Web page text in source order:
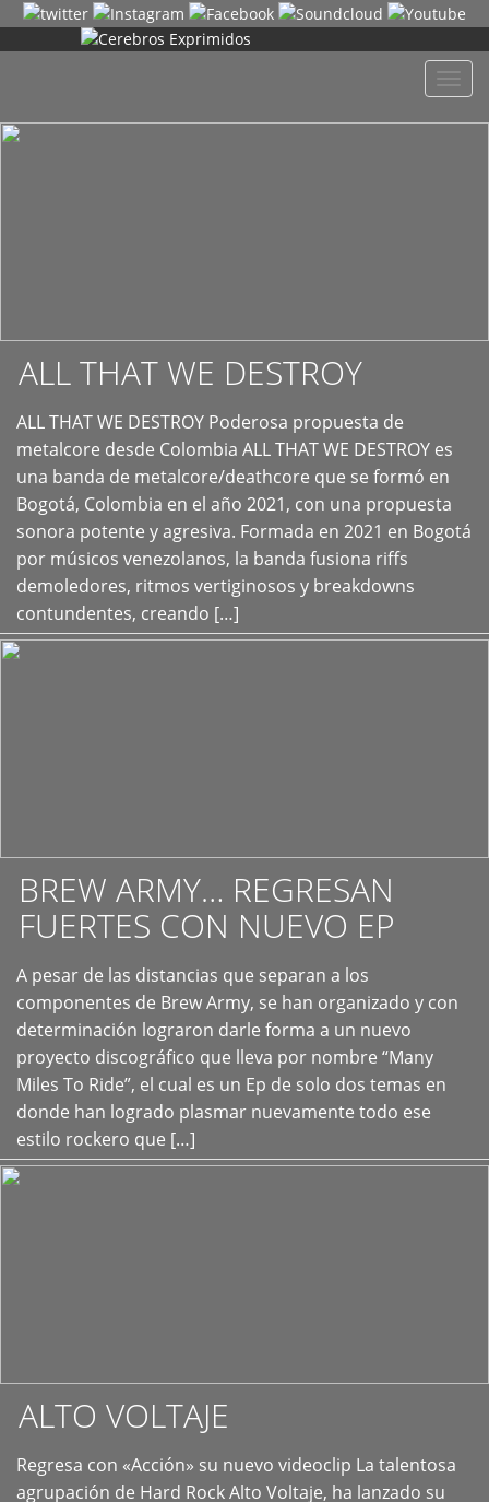
ALL THAT WE DESTROY
ALL THAT WE DESTROY Poderosa propuesta de
metalcore desde Colombia ALL THAT WE DESTROY es
una banda de metalcore/deathcore que se formó en
Bogotá, Colombia en el año 2021, con una propuesta
sonora potente y agresiva. Formada en 2021 en Bogotá
por músicos venezolanos, la banda fusiona riffs
demoledores, ritmos vertiginosos y breakdowns
contundentes, creando […]
+
BREW ARMY… REGRESAN
FUERTES CON NUEVO EP
A pesar de las distancias que separan a los
componentes de Brew Army, se han organizado y con
determinación lograron darle forma a un nuevo
proyecto discográfico que lleva por nombre “Many
Miles To Ride”, el cual es un Ep de solo dos temas en
donde han logrado plasmar nuevamente todo ese
estilo rockero que […]
+
ALTO VOLTAJE
Regresa con «Acción» su nuevo videoclip La talentosa
agrupación de Hard Rock Alto Voltaje, ha lanzado su